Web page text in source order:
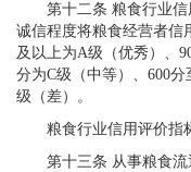
第十二条 粮食行业信
诚信程度将粮食经营者信
及以上为A级（优秀）、
分为C级（中等）、600
级（差）。
粮食行业信用评价指标
第十三条 从事粮食流